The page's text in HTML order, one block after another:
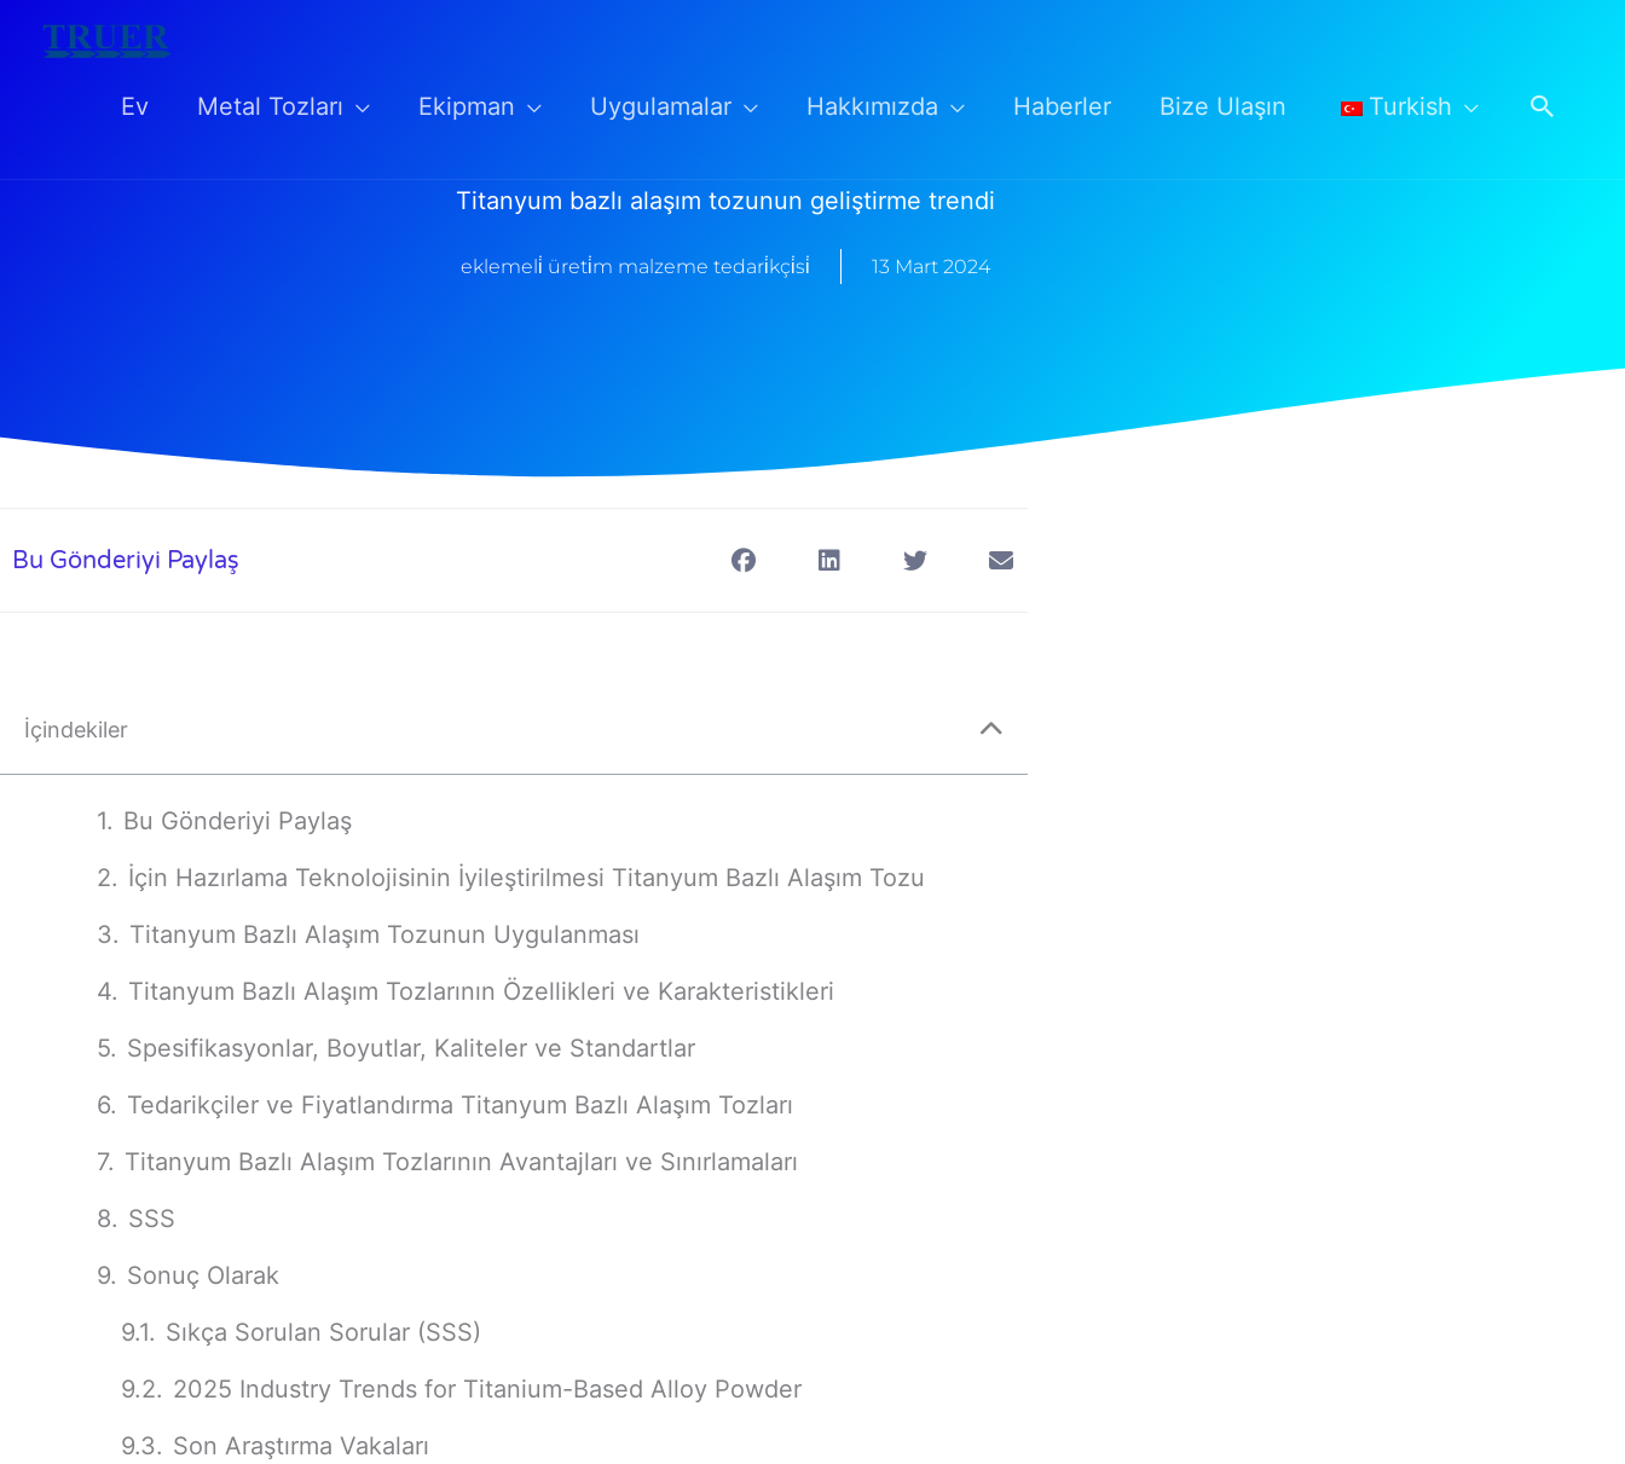
İçeriğe
Ev
Metal Tozları Ekipman Uygulamalar Hakkımızda Haberler Bize Ulaşın Turkish Arama
Titanyum bazlı alaşım tozunun geliştirme trendi
eklemeli̇ üreti̇m malzeme tedari̇kçi̇si̇ 13 Mart 2024
Bu Gönderiyi Paylaş
İçindekiler
Bu Gönderiyi Paylaş
İçin Hazırlama Teknolojisinin İyileştirilmesi Titanyum Bazlı Alaşım Tozu
Titanyum Bazlı Alaşım Tozunun Uygulanması
Titanyum Bazlı Alaşım Tozlarının Özellikleri ve Karakteristikleri
Spesifikasyonlar, Boyutlar, Kaliteler ve Standartlar
Tedarikçiler ve Fiyatlandırma Titanyum Bazlı Alaşım Tozları
Titanyum Bazlı Alaşım Tozlarının Avantajları ve Sınırlamaları
SSS
Sonuç Olarak
Sıkça Sorulan Sorular (SSS)
2025 Industry Trends for Titanium-Based Alloy Powder
Son Araştırma Vakaları